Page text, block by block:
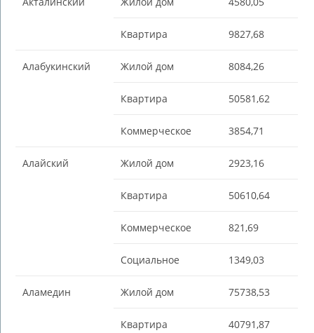
Квартира 9827,68
Алабукинский Жилой дом 8084,26
Квартира 50581,62
Коммерческое 3854,71
Алайский Жилой дом 2923,16
Квартира 50610,64
Коммерческое 821,69
Социальное 1349,03
Аламедин Жилой дом 75738,53
Квартира 40791,87